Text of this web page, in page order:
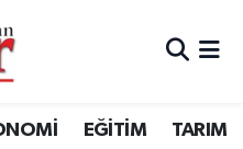
EĞİTİM TARIM
Haritası